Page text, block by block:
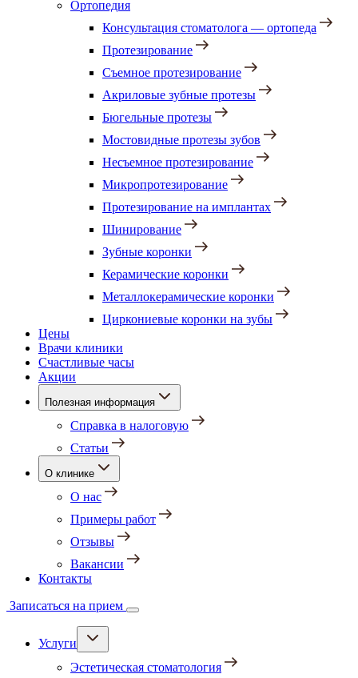
Ортопедия
Консультация стоматолога — ортопеда
Протезирование
Съемное протезирование
Акриловые зубные протезы
Бюгельные протезы
Мостовидные протезы зубов
Несъемное протезирование
Микропротезирование
Протезирование на имплантах
Шинирование
Зубные коронки
Керамические коронки
Металлокерамические коронки
Циркониевые коронки на зубы
Цены
Врачи клиники
Счастливые часы
Акции
Полезная информация
Справка в налоговую
Статьи
О клинике
О нас
Примеры работ
Отзывы
Вакансии
Контакты
Записаться на прием
Услуги
Эстетическая стоматология